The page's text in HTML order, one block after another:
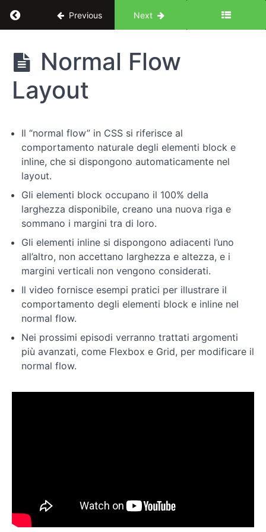
Return to course: Dal design al codice: corso
Previous Next
Dal
design al
codice:
corso
completo
Introduzione
Concetti
chiave
Elementi
di
design
Layout
Responsive
Design
Conclusione
esercizi
Normal Flow
Layout
Il “normal flow” in CSS si riferisce al
comportamento naturale degli elementi block e
inline, che si dispongono automaticamente nel
layout.
Gli elementi block occupano il 100% della
larghezza disponibile, creano una nuova riga e
sommano i margini tra di loro.
Gli elementi inline si dispongono adiacenti l’uno
all’altro, non accettano larghezza e altezza, e i
margini verticali non vengono considerati.
Il video fornisce esempi pratici per illustrare il
comportamento degli elementi block e inline nel
normal flow.
Nei prossimi episodi verranno trattati argomenti
più avanzati, come Flexbox e Grid, per modificare il
normal flow.